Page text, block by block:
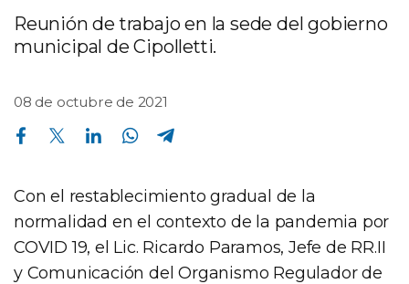
Reunión de trabajo en la sede del gobierno
municipal de Cipolletti.
08 de octubre de 2021
Compartir en Facebook Compartir en Twitter Compartir en Linkedin Compartir en Whatsapp
Con el restablecimiento gradual de la
normalidad en el contexto de la pandemia por
COVID 19, el Lic. Ricardo Paramos, Jefe de RR.II
y Comunicación del Organismo Regulador de